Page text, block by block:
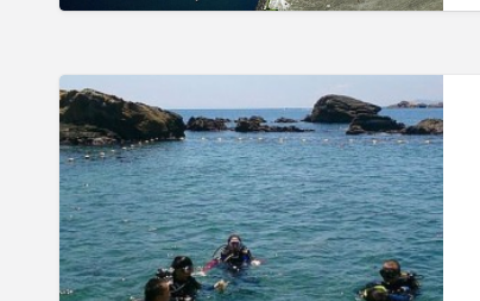
譯
機
接
送
服
務
團
隊
WISH
車
隊
暑
期
強
力